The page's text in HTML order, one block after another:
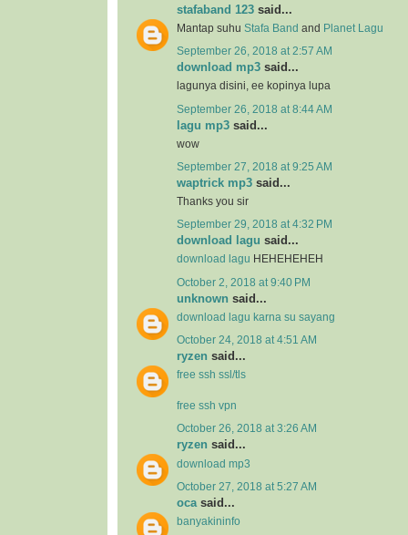
stafaband 123 said...
Mantap suhu Stafa Band and Planet Lagu
September 26, 2018 at 2:57 AM
download mp3 said...
lagunya disini, ee kopinya lupa
September 26, 2018 at 8:44 AM
lagu mp3 said...
wow
September 27, 2018 at 9:25 AM
waptrick mp3 said...
Thanks you sir
September 29, 2018 at 4:32 PM
download lagu said...
download lagu HEHEHEHEH
October 2, 2018 at 9:40 PM
unknown said...
download lagu karna su sayang
October 24, 2018 at 4:51 AM
ryzen said...
free ssh ssl/tls
free ssh vpn
October 26, 2018 at 3:26 AM
ryzen said...
download mp3
October 27, 2018 at 5:27 AM
oca said...
banyakininfo